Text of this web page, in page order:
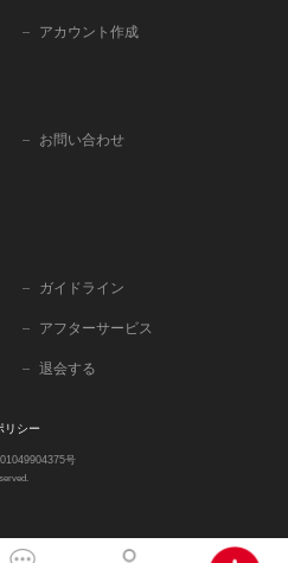
アカウント作成
お問い合わせ
ガイドライン
アフターサービス
退会する
リシー
号